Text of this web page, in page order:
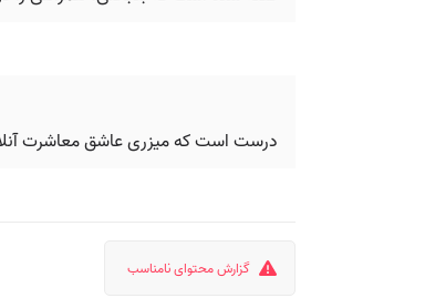
درست است که میزری عاشق معاشرت
گزارش محتوای نامناسب